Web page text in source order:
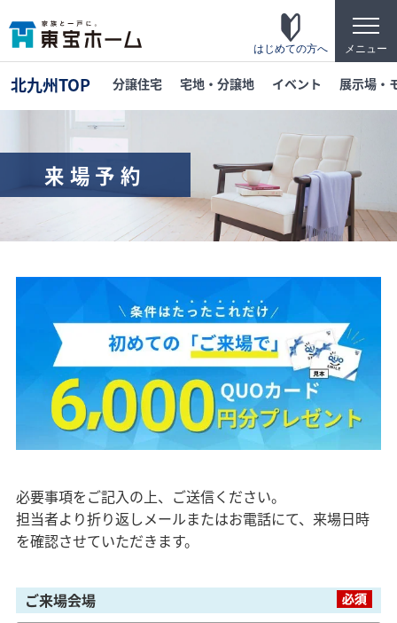
t
o
g
g
l
e
o
n
メニュー
はじめての方へ
東宝ホームの家づくり
家がお施主様にとって「満足して喜ばれている
家」になっている事を目指して・・・
東宝ホームが自信を持ってお伝えできる「高品
質」「長期優良」「安心な保証」「宿泊体験」
の4つのポイントを詳しく紹介します。
テクノロジー
「断熱・省エネ・快適」「構造・耐震・制震」
「健康・安心・保証」の3つに分けてご説明いた
します。
なぜ、ZEHをしなければならないのか？その理
由と当社のZEH住宅普及への取り組み
北九州TOP 分譲住宅 宅地・分譲地 イベント 展示場・
来場予約
必要事項をご記入の上、ご送信ください。
担当者より折り返しメールまたはお電話にて、来場日時
を確認させていただきます。
ご来場会場